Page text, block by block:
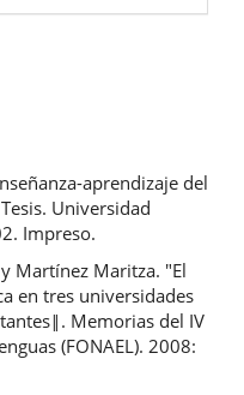
aprendizaje del
Universidad
Impreso.
Martínez Maritza. "El
en tres universidades
Memorias del IV
(FONAEL). 2008: